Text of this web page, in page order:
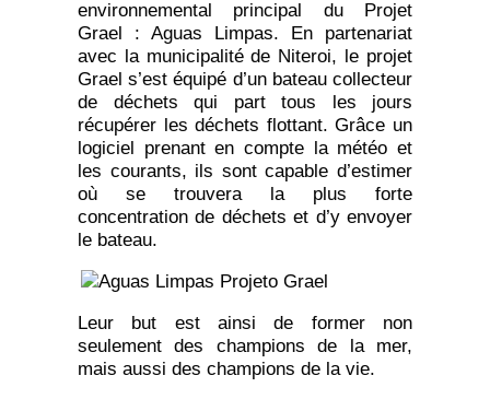
environnemental principal du Projet
Grael : Aguas Limpas. En partenariat
avec la municipalité de Niteroi, le projet
Grael s’est équipé d’un bateau collecteur
de déchets qui part tous les jours
récupérer les déchets flottant. Grâce un
logiciel prenant en compte la météo et
les courants, ils sont capable d’estimer
où se trouvera la plus forte
concentration de déchets et d’y envoyer
le bateau.
Leur but est ainsi de former non
seulement des champions de la mer,
mais aussi des champions de la vie.